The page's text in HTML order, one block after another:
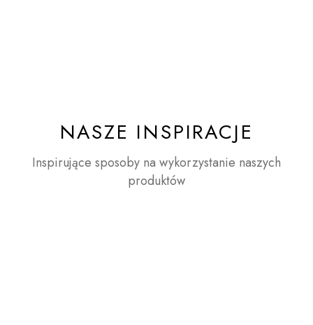
NASZE INSPIRACJE
Inspirujące sposoby na wykorzystanie naszych
produktów